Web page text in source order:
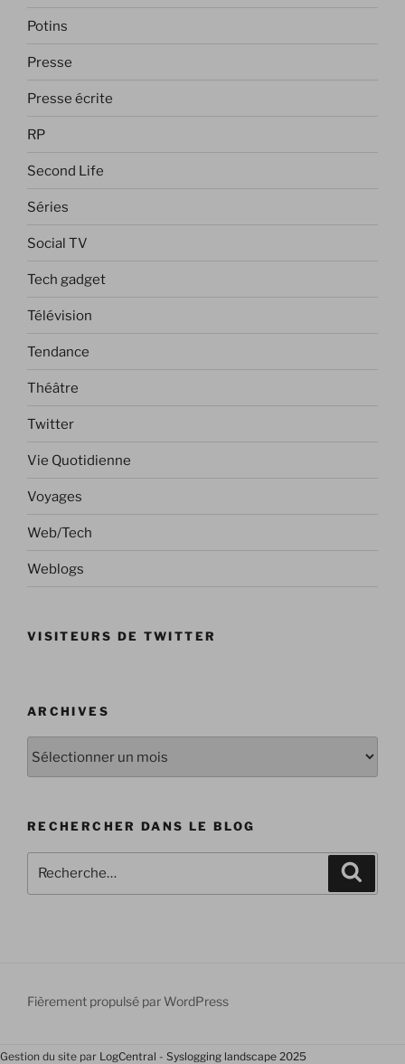
Potins
Presse
Presse écrite
RP
Second Life
Séries
Social TV
Tech gadget
Télévision
Tendance
Théâtre
Twitter
Vie Quotidienne
Voyages
Web/Tech
Weblogs
VISITEURS DE TWITTER
ARCHIVES
RECHERCHER DANS LE BLOG
Fièrement propulsé par WordPress
Gestion du site par LogCentral - Syslogging landscape 2025